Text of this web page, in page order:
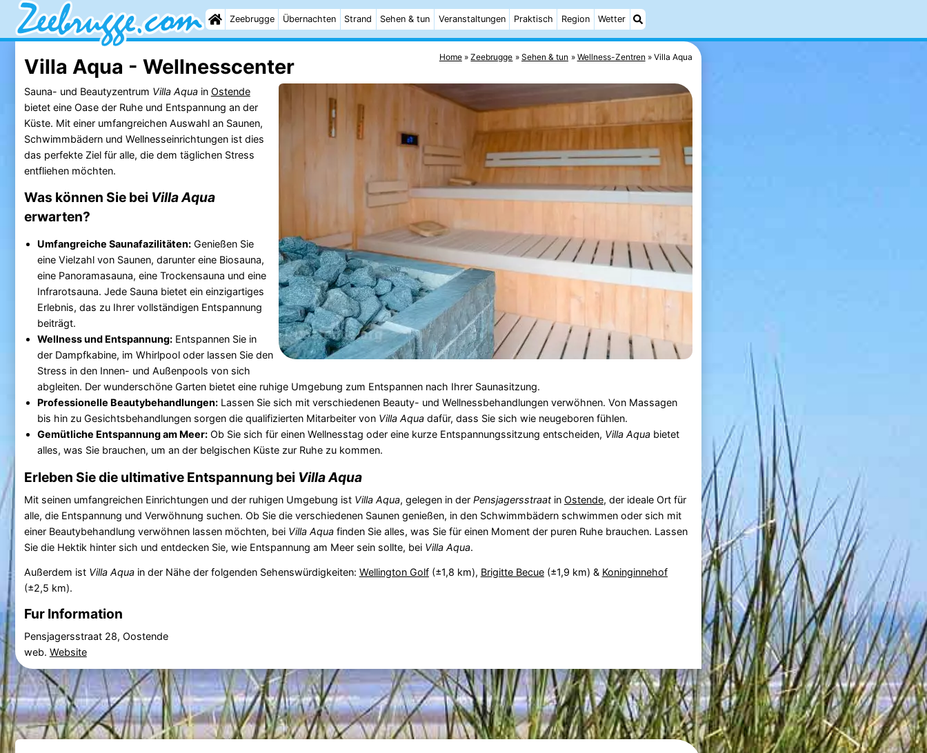
Zeebrugge Übernachten Strand Sehen & tun Veranstaltungen Praktisch Region Wetter
Home Zeebrugge Sehen & tun Wellness-Zentren Villa Aqua
Villa Aqua - Wellnesscenter
Sauna- und Beautyzentrum Villa Aquain Ostende
bietet eine Oase der Ruhe und Entspannung an der
Küste. Mit einer umfangreichen Auswahl an Saunen,
Schwimmbädern und Wellnesseinrichtungen ist dies
das perfekte Ziel für alle, die dem täglichen Stress
entfliehen möchten.
Was können Sie bei Villa Aqua
erwarten?
Umfangreiche Saunafazilitäten:Genießen Sie
eine Vielzahl von Saunen, darunter eine Biosauna,
eine Panoramasauna, eine Trockensauna und eine
Infrarotsauna. Jede Sauna bietet ein einzigartiges
Erlebnis, das zu Ihrer vollständigen Entspannung
beiträgt.
Wellness und Entspannung:Entspannen Sie in
der Dampfkabine, im Whirlpool oder lassen Sie den
Stress in den Innen- und Außenpools von sich
abgleiten. Der wunderschöne Garten bietet eine ruhige Umgebung zum Entspannen nach Ihrer Saunasitzung.
Professionelle Beautybehandlungen:Lassen Sie sich mit verschiedenen Beauty- und Wellnessbehandlungen verwöhnen. Von Massagen
bis hin zu Gesichtsbehandlungen sorgen die qualifizierten Mitarbeiter von Villa Aquadafür, dass Sie sich wie neugeboren fühlen.
Gemütliche Entspannung am Meer:Ob Sie sich für einen Wellnesstag oder eine kurze Entspannungssitzung entscheiden, Villa Aquabietet
alles, was Sie brauchen, um an der belgischen Küste zur Ruhe zu kommen.
Erleben Sie die ultimative Entspannung bei Villa Aqua
Mit seinen umfangreichen Einrichtungen und der ruhigen Umgebung ist Villa Aqua, gelegen in der Pensjagersstraatin Ostende, der ideale Ort für
alle, die Entspannung und Verwöhnung suchen. Ob Sie die verschiedenen Saunen genießen, in den Schwimmbädern schwimmen oder sich mit
einer Beautybehandlung verwöhnen lassen möchten, bei Villa Aquafinden Sie alles, was Sie für einen Moment der puren Ruhe brauchen. Lassen
Sie die Hektik hinter sich und entdecken Sie, wie Entspannung am Meer sein sollte, bei Villa Aqua.
Außerdem ist Villa Aquain der Nähe der folgenden Sehenswürdigkeiten: Wellington Golf(±1,8 km), Brigitte Becue(±1,9 km) & Koninginnehof
(±2,5 km).
Fur Information
Pensjagersstraat 28, Oostende
web. Website